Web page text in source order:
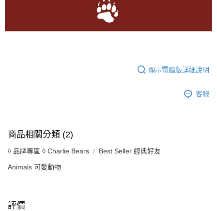
顯示電腦版詳細說明
客服
商品相關分類 (2)
◊ 品牌專區 ◊ Charlie Bears Best Seller 經典好友
Animals 可愛動物
評價